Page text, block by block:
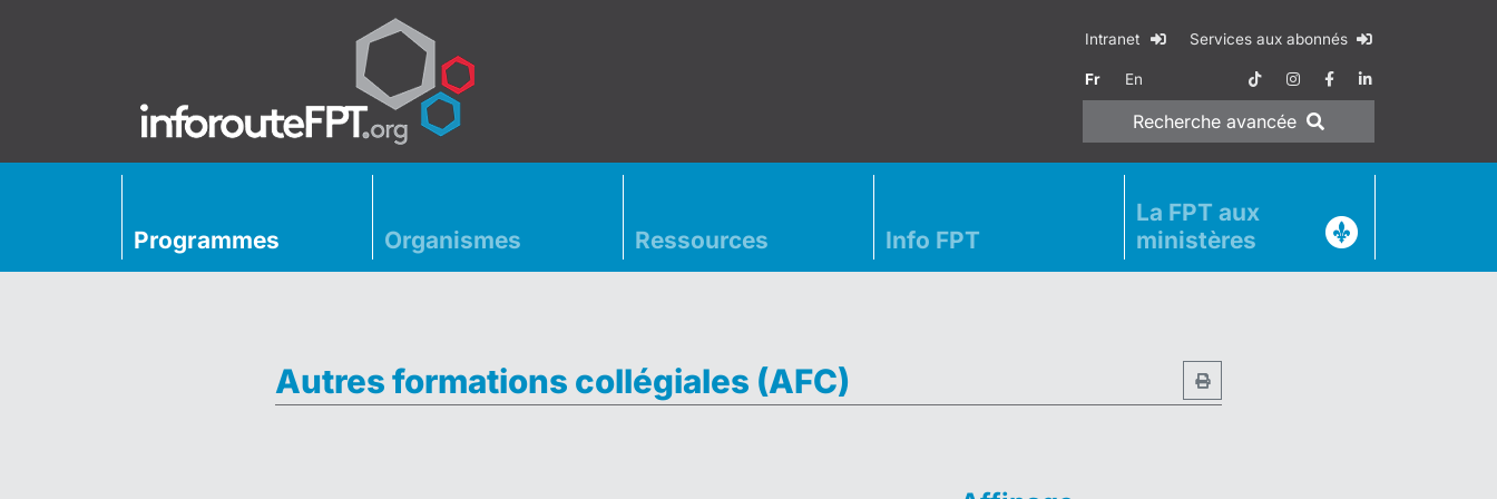
Intranet Services aux abonnés
Fr En
Recherche avancée
Programmes Organismes Ressources Info FPT
La FPT aux
ministères
Autres formations collégiales (AFC)